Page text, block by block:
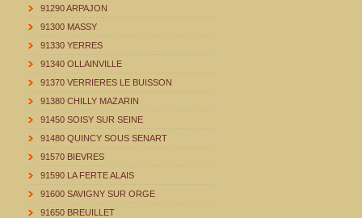
91290 ARPAJON
91300 MASSY
91330 YERRES
91340 OLLAINVILLE
91370 VERRIERES LE BUISSON
91380 CHILLY MAZARIN
91450 SOISY SUR SEINE
91480 QUINCY SOUS SENART
91570 BIEVRES
91590 LA FERTE ALAIS
91600 SAVIGNY SUR ORGE
91650 BREUILLET